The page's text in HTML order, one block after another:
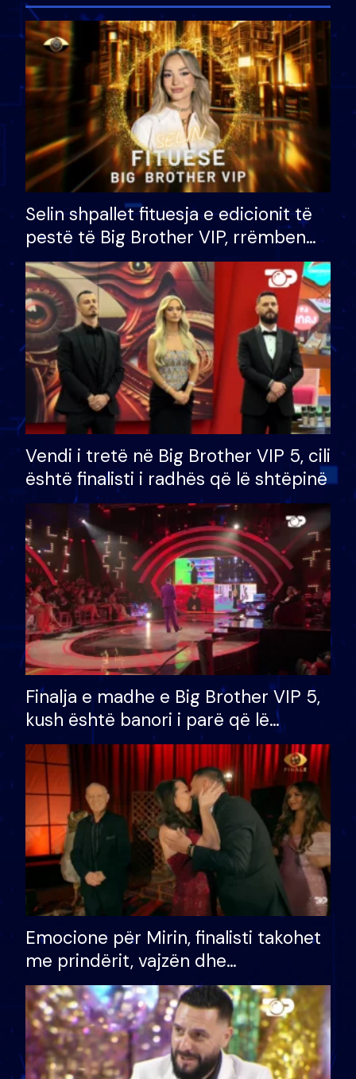
Selin shpallet fituesja e edicionit të
pestë të Big Brother VIP, rrëmben
çmimin e madh prej 100 mijë eurosh
Vendi i tretë në Big Brother VIP 5, cili
është finalisti i radhës që lë shtëpinë
Finalja e madhe e Big Brother VIP 5,
kush është banori i parë që lë
shtëpinë dhe humb mundësinë për
të fituar çmimin e madh
Emocione për Mirin, finalisti takohet
me prindërit, vajzën dhe
bashkëshorten: S’kemi ndonjë letër
divorci apo jo?